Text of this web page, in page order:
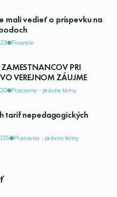
mali vedieť o príspevku na
Financie
PRI
VEREJNOM ZÁUJME
Pracovno - právne témy
taríf nepedagogických
Pracovno - právne témy